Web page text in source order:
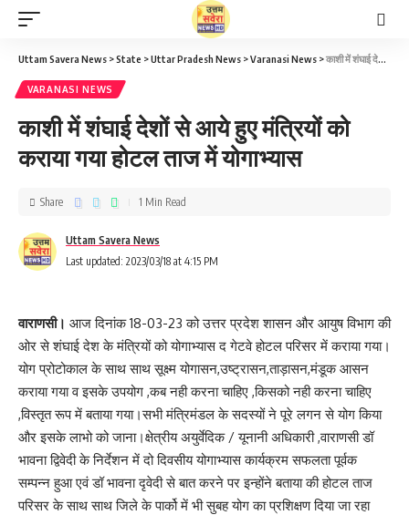
Uttam Savera News >State >Uttar Pradesh News >Varanasi News >काशी में शंघाई देशों से आये हुए मंत्रियों को कराया गया होटल ताज में योगाभ्यास
VARANASI NEWS
काशी में शंघाई देशों से आये हुए मंत्रियों को
कराया गया होटल ताज में योगाभ्यास
Last updated: 2023/03/18 at 4:15 PM
Uttam Savera News
Share 1 Min Read
वाराणसी। आज दिनांक 18-03-23 को उत्तर प्रदेश शासन और आयुष विभाग की
ओर से शंघाई देश के मंत्रियों को योगाभ्यास द गेटवे होटल परिसर में कराया गया।
योग प्रोटोकाल के साथ साथ सूक्ष्म योगासन,उष्ट्रासन,ताड़ासन,मंडूक आसन
कराया गया व इसके उपयोग ,कब नही करना चाहिए ,किसको नही करना चाहिए
,विस्तृत रूप में बताया गया।सभी मंत्रिमंडल के सदस्यों ने पूरे लगन से योग किया
और इसके लाभो को जाना।क्षेत्रीय अयुर्वेदिक / यूनानी अधिकारी ,वाराणसी डॉ
भावना द्विवेदी के निर्देशन में दो दिवसीय योगाभ्यास कार्यक्रम सफलता पूर्वक
सम्पन्न हुआ एवं डॉ भावना दृवेदी से बात करने पर इन्होंने बताया की होटल ताज
परिसर के साथ साथ जिले के पार्को में भी सुबह योग का प्रशिक्षण दिया जा रहा